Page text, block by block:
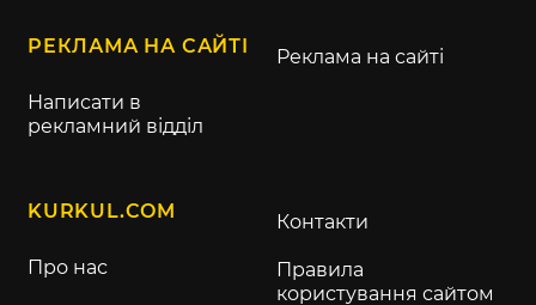
РЕКЛАМА НА САЙТІ
Написати в
рекламний відділ
Реклама на сайті
KURKUL.COM
Про нас
Контакти
Правила
користування сайтом